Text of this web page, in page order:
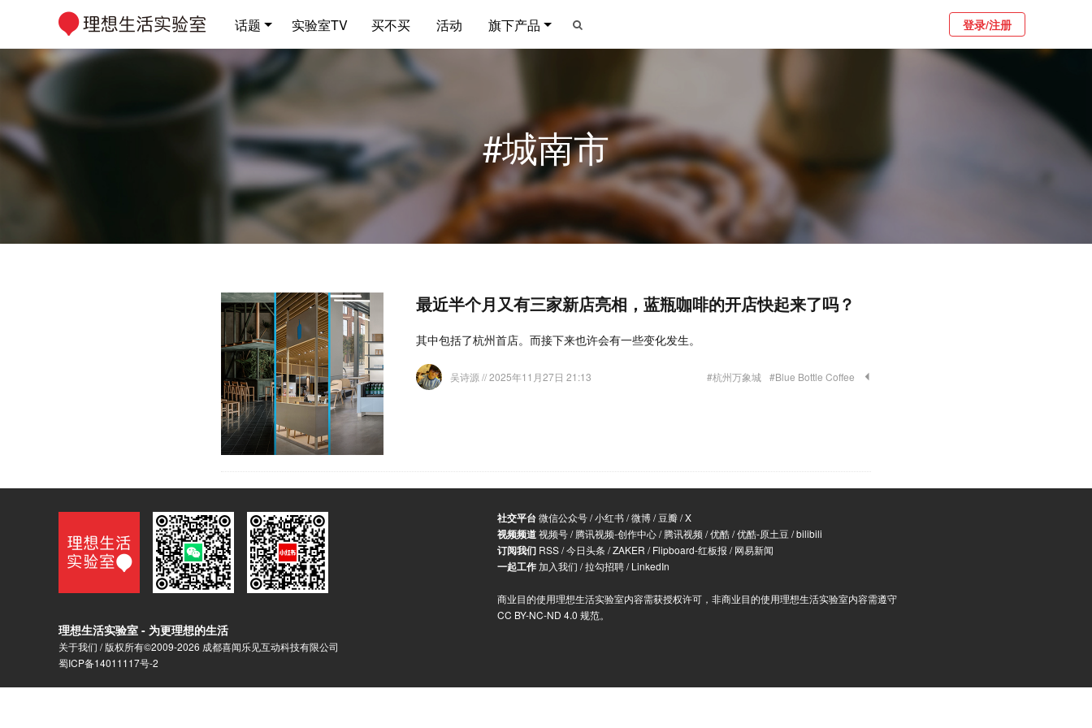
话题 实验室TV 买不买 活动 旗下产品 登录/注册
#城南市
最近半个月又有三家新店亮相，蓝瓶咖啡的开店快起来了吗？
其中包括了杭州首店。而接下来也许会有一些变化发生。
吴诗源 // 2025年11月27日 21:13 #杭州万象城 #Blue Bottle Coffee
理想生活实验室 - 为更理想的生活
关于我们 / 版权所有©2009-2026 成都喜闻乐见互动科技有限公司
蜀ICP备14011117号-2
社交平台微信公众号/小红书/微博/豆瓣/X
视频频道视频号/腾讯视频-创作中心/腾讯视频/优酷/优酷-原土豆 /bilibili
订阅我们 RSS/今日头条 /ZAKER /Flipboard-红板报 /网易新闻
一起工作加入我们 /拉勾招聘/LinkedIn
商业目的使用理想生活实验室内容需获授权许可，非商业目的使用理想生活实验室内容需遵守
CC BY-NC-ND 4.0 规范。